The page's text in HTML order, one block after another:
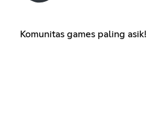
Komunitas games paling asik!